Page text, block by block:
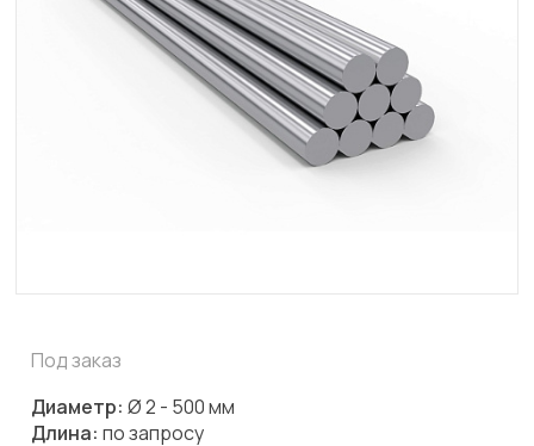
Под заказ
Диаметр: Ø 2 - 500 мм
Длина: по запросу